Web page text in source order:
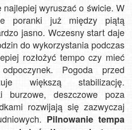
wyruszać o świcie. W
poranki już między piątą
jasno. Wczesny start daje
do wykorzystania podczas
rozłożyć tempo czy mieć
Pogoda przed
większą stabilizację.
burzowe, deszczowe poza
rozwijają się zazwyczaj
Pilnowanie tempa